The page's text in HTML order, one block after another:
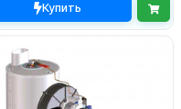
Купить